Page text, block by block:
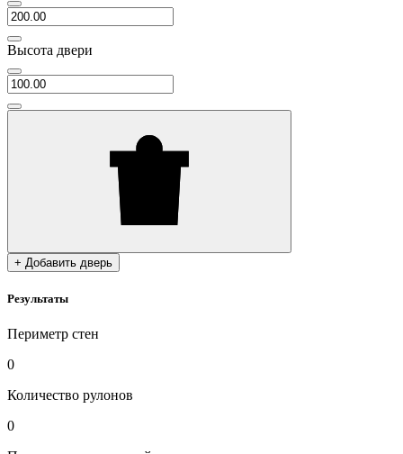
Высота двери
+ Добавить дверь
Результаты
Периметр стен
0
Количество рулонов
0